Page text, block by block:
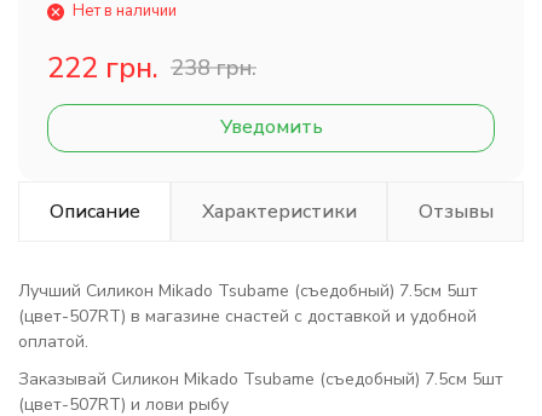
Нет в наличии
222 грн. 238 грн.
Уведомить
Описание Характеристики Отзывы
Лучший Силикон Mikado Tsubame (съедобный) 7.5см 5шт
(цвет-507RT) в магазине снастей с доставкой и удобной
оплатой.
Заказывай Силикон Mikado Tsubame (съедобный) 7.5см 5шт
(цвет-507RT) и лови рыбу